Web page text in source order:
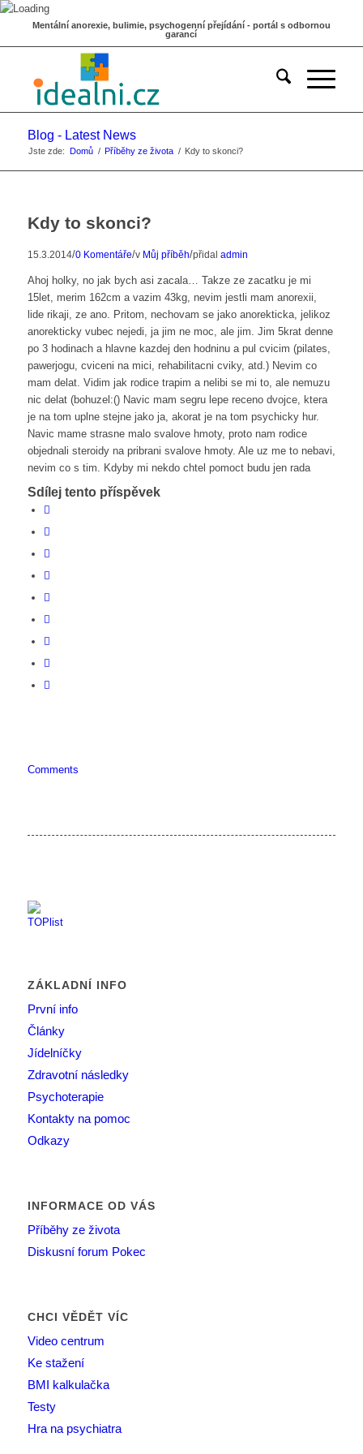
Mentální anorexie, bulimie, psychogenní přejídání - portál s odbornou
garancí
Blog - Latest News
Jste zde: Domů / Příběhy ze života / Kdy to skonci?
Kdy to skonci?
15.3.2014/0 Komentáře/v Můj příběh/přidal admin
Ahoj holky, no jak bych asi zacala… Takze ze zacatku je mi
15let, merim 162cm a vazim 43kg, nevim jestli mam anorexii,
lide rikaji, ze ano. Pritom, nechovam se jako anorekticka, jelikoz
anorekticky vubec nejedi, ja jim ne moc, ale jim. Jim 5krat denne
po 3 hodinach a hlavne kazdej den hodninu a pul cvicim (pilates,
pawerjogu, cviceni na mici, rehabilitacni cviky, atd.) Nevim co
mam delat. Vidim jak rodice trapim a nelibi se mi to, ale nemuzu
nic delat (bohuzel:() Navic mam segru lepe receno dvojce, ktera
je na tom uplne stejne jako ja, akorat je na tom psychicky hur.
Navic mame strasne malo svalove hmoty, proto nam rodice
objednali steroidy na pribrani svalove hmoty. Ale uz me to nebavi,
nevim co s tim. Kdyby mi nekdo chtel pomoct budu jen rada
Sdílej tento příspěvek
Comments
ZÁKLADNÍ INFO
První info
Články
Jídelníčky
Zdravotní následky
Psychoterapie
Kontakty na pomoc
Odkazy
INFORMACE OD VÁS
Příběhy ze života
Diskusní forum Pokec
CHCI VĚDĚT VÍC
Video centrum
Ke stažení
BMI kalkulačka
Testy
Hra na psychiatra